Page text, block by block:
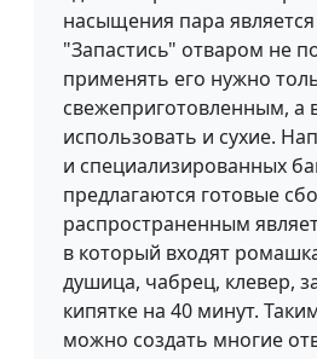
насыщения пара
"Запастись" отваром не
применять его нужно
свежеприготовленным, а
использовать и сухие.
и специализированных
предлагаются готовые
распространенным
в который входят
душица, чабрец, клевер,
кипятке на 40 минут.
можно создать многие